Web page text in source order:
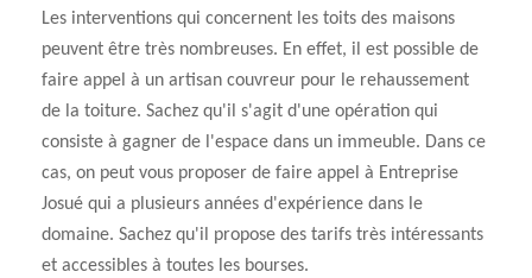
Les interventions qui concernent les toits des maisons
peuvent être très nombreuses. En effet, il est possible de
faire appel à un artisan couvreur pour le rehaussement
de la toiture. Sachez qu'il s'agit d'une opération qui
consiste à gagner de l'espace dans un immeuble. Dans ce
cas, on peut vous proposer de faire appel à Entreprise
Josué qui a plusieurs années d'expérience dans le
domaine. Sachez qu'il propose des tarifs très intéressants
et accessibles à toutes les bourses.